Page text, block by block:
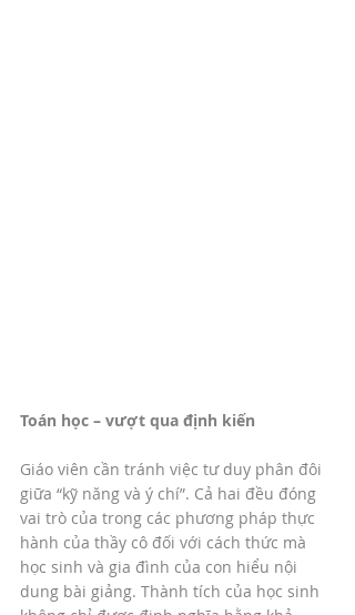
Toán học – vượt qua định kiến
Giáo viên cần tránh việc tư duy phân đôi
giữa “kỹ năng và ý chí”. Cả hai đều đóng
vai trò của trong các phương pháp thực
hành của thầy cô đối với cách thức mà
học sinh và gia đình của con hiểu nội
dung bài giảng. Thành tích của học sinh